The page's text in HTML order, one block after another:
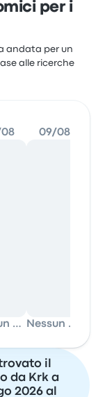
per i
andata per un
alle ricerche
Nessun dato
09/08
Nessun dato
il
da Krk a
2026 al